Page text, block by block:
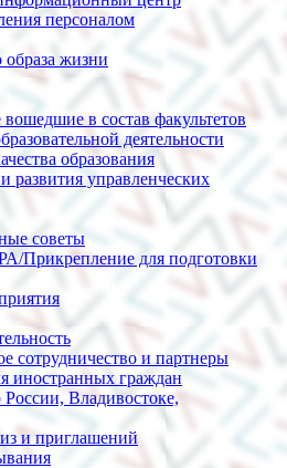
персоналом
жизни
в состав факультетов
деятельности
образования
развития управленческих
советы
для подготовки
сотрудничество и партнеры
иностранных граждан
Владивостоке,
и приглашений